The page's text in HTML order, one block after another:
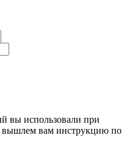
вы использовали при
вам инструкцию по